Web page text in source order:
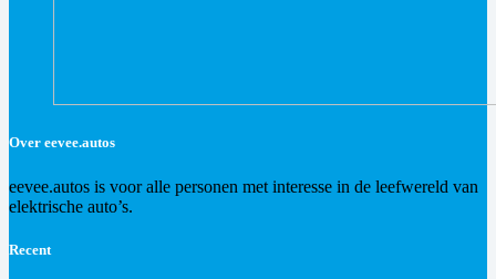
Over eevee.autos
eevee.autos is voor alle personen met interesse in de leefwereld van
elektrische auto’s.
Recent